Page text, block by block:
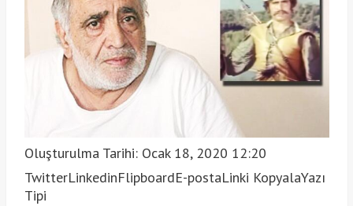
Oluşturulma Tarihi: Ocak 18, 2020 12:20
TwitterLinkedinFlipboardE-postaLinki KopyalaYazı
Tipi